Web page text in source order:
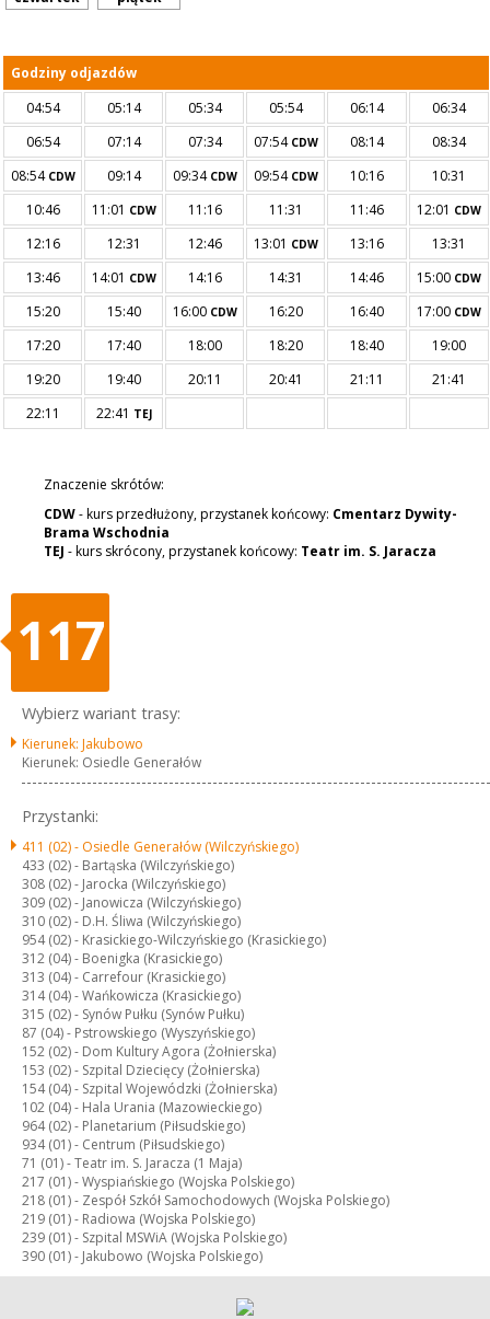
Godziny odjazdów
04:54
05:14 05:34 05:54 06:14
06:34
06:54
07:14 07:34 07:54 CDW 08:14
08:34
08:54 CDW 09:14 09:34 CDW 09:54 CDW 10:16
10:31
10:46
11:01 CDW 11:16 11:31 11:46 12:01 CDW
12:16 12:31 12:46 13:01 CDW 13:16
13:31
13:46
14:01 CDW 14:16 14:31 14:46 15:00 CDW
15:20 15:40 16:00 CDW 16:20 16:40 17:00 CDW
17:20 17:40 18:00 18:20 18:40
19:00
19:20
19:40 20:11 20:41 21:11
21:41
22:11
22:41 TEJ
Znaczenie skrótów:
CDW- kurs przedłużony, przystanek końcowy: Cmentarz Dywity-
Brama Wschodnia
TEJ - kurs skrócony, przystanek końcowy: Teatr im. S. Jaracza
117
Wybierz wariant trasy:
Kierunek: Jakubowo
Kierunek: Osiedle Generałów
Przystanki:
411 (02) - Osiedle Generałów (Wilczyńskiego)
433 (02) - Bartąska (Wilczyńskiego)
308 (02) - Jarocka (Wilczyńskiego)
309 (02) - Janowicza (Wilczyńskiego)
310 (02) - D.H. Śliwa (Wilczyńskiego)
954 (02) - Krasickiego-Wilczyńskiego (Krasickiego)
312 (04) - Boenigka (Krasickiego)
313 (04) - Carrefour (Krasickiego)
314 (04) -Wańkowicza (Krasickiego)
315 (02) - Synów Pułku (Synów Pułku)
87 (04) - Pstrowskiego (Wyszyńskiego)
152 (02) - Dom Kultury Agora (Żołnierska)
153 (02) - Szpital Dziecięcy (Żołnierska)
154 (04) - Szpital Wojewódzki (Żołnierska)
102 (04) - Hala Urania (Mazowieckiego)
964 (02) - Planetarium (Piłsudskiego)
934 (01) - Centrum (Piłsudskiego)
71 (01) -Teatr im. S. Jaracza (1 Maja)
217 (01) -Wyspiańskiego (Wojska Polskiego)
218 (01) - Zespół Szkół Samochodowych (Wojska Polskiego)
219 (01) - Radiowa (Wojska Polskiego)
239 (01) - Szpital MSWiA (Wojska Polskiego)
390 (01) - Jakubowo (Wojska Polskiego)